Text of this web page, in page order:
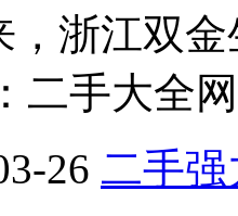
，浙江双
二手大全
26 二手强